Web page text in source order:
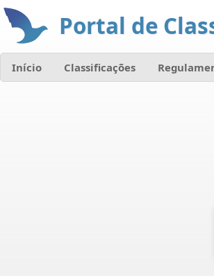
Portal de
Início Classificações